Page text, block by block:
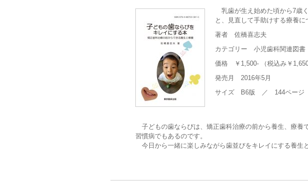
乳歯が生え始めた頃から7歳
と、見直して手助けする療養に
著者 佐橋喜志夫
カテゴリー 小児歯科関連図書
価格 ￥1,500- （税込み￥
発売月 2016年5月
サイズ B6版 ／ 144ページ
子どもの歯ならびは、矯正歯科治療の前から養生、療養
習慣病でもあるのです。
今日から一緒に楽しみながら歯並びをキレイにする養生